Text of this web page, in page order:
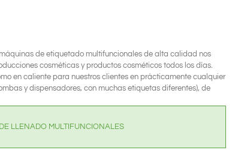
de etiquetado multifuncionales de alta calidad nos
cosméticas y productos cosméticos todos los días.
en caliente para nuestros clientes en prácticamente cualquier
y dispensadores, con muchas etiquetas diferentes), de
LLENADO MULTIFUNCIONALES